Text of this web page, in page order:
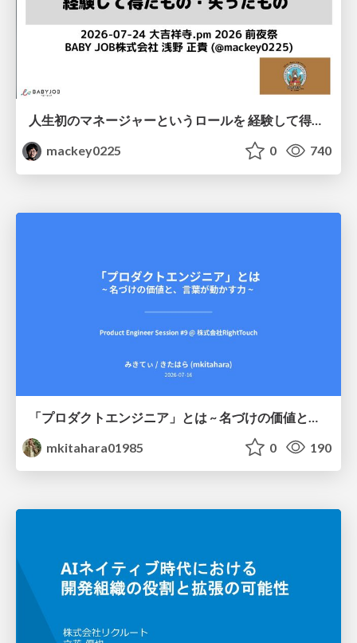
人生初のマネージャーというロールを 経験して得たもの・失ったもの / Reflections on My First Manager Role
mackey0225
0 740
mkitahara01985
0 190